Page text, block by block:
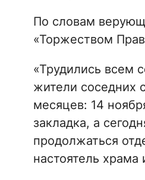
По словам
«Торжеством
«Трудились всем
жители соседних
месяцев: 14
закладка, а
продолжаться
настоятель